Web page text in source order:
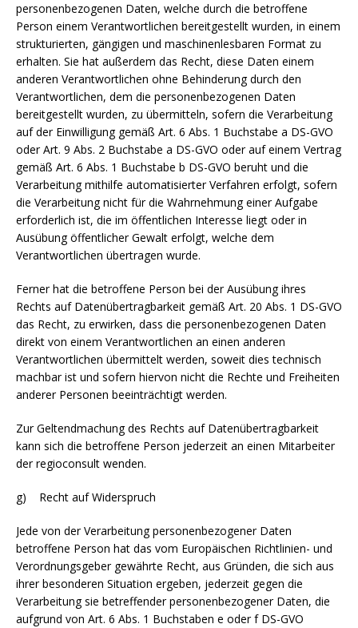
personenbezogenen Daten, welche durch die betroffene
Person einem Verantwortlichen bereitgestellt wurden, in einem
strukturierten, gängigen und maschinenlesbaren Format zu
erhalten. Sie hat außerdem das Recht, diese Daten einem
anderen Verantwortlichen ohne Behinderung durch den
Verantwortlichen, dem die personenbezogenen Daten
bereitgestellt wurden, zu übermitteln, sofern die Verarbeitung
auf der Einwilligung gemäß Art. 6 Abs. 1 Buchstabe a DS-GVO
oder Art. 9 Abs. 2 Buchstabe a DS-GVO oder auf einem Vertrag
gemäß Art. 6 Abs. 1 Buchstabe b DS-GVO beruht und die
Verarbeitung mithilfe automatisierter Verfahren erfolgt, sofern
die Verarbeitung nicht für die Wahrnehmung einer Aufgabe
erforderlich ist, die im öffentlichen Interesse liegt oder in
Ausübung öffentlicher Gewalt erfolgt, welche dem
Verantwortlichen übertragen wurde.
Ferner hat die betroffene Person bei der Ausübung ihres
Rechts auf Datenübertragbarkeit gemäß Art. 20 Abs. 1 DS-GVO
das Recht, zu erwirken, dass die personenbezogenen Daten
direkt von einem Verantwortlichen an einen anderen
Verantwortlichen übermittelt werden, soweit dies technisch
machbar ist und sofern hiervon nicht die Rechte und Freiheiten
anderer Personen beeinträchtigt werden.
Zur Geltendmachung des Rechts auf Datenübertragbarkeit
kann sich die betroffene Person jederzeit an einen Mitarbeiter
der regioconsult wenden.
g) Recht auf Widerspruch
Jede von der Verarbeitung personenbezogener Daten
betroffene Person hat das vom Europäischen Richtlinien- und
Verordnungsgeber gewährte Recht, aus Gründen, die sich aus
ihrer besonderen Situation ergeben, jederzeit gegen die
Verarbeitung sie betreffender personenbezogener Daten, die
aufgrund von Art. 6 Abs. 1 Buchstaben e oder f DS-GVO